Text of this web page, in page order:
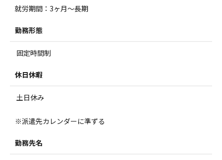
就労期間：3ヶ月～長期
勤務形態
固定時間制
休日休暇
土日休み
※派遣先カレンダーに準ずる
勤務先名